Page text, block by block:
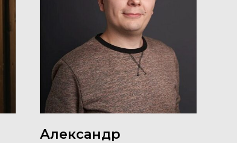
Александр